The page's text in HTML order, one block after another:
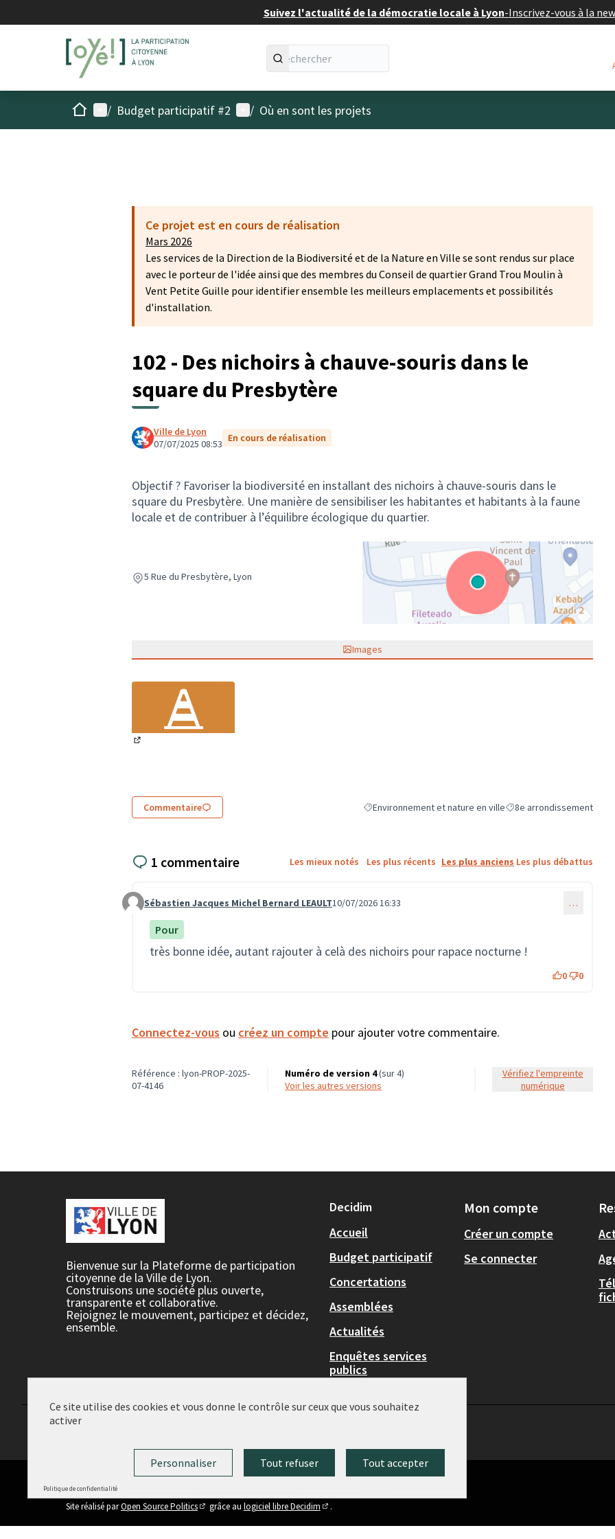
Suivez l'actualité de la démocratie locale à Lyon-Inscrivez-vous à la
AccueilMenu principal
/ Budget participatif #2 Menu utilisateur
/ Où en sont les projets
Ce projet est en cours de réalisation
Mars 2026
Les services de la Direction de la Biodiversité et de la Nature en Ville se sont rendus sur place
avec le porteur de l'idée ainsi que des membres du Conseil de quartier Grand Trou Moulin à
Vent Petite Guille pour identifier ensemble les meilleurs emplacements et possibilités
d'installation.
102 - Des nichoirs à chauve-souris dans le
square du Presbytère
Ville de Lyon
07/07/2025 08:53 En cours de réalisation
Objectif ? Favoriser la biodiversité en installant des nichoirs à chauve-souris dans le
square du Presbytère. Une manière de sensibiliser les habitantes et habitants à la faune
locale et de contribuer à l’équilibre écologique du quartier.
5 Rue du Presbytère, Lyon
Images
Commentaire Filtrer les résultats de la catégorie : Environnement et nature
Environnement et nature en villeFiltrer les résultats pour la
8e arrondissement
1 commentaire Les mieux notés Les plus récents Les plus anciens Les plus débattus
Commentaire 4205
Sébastien Jacques Michel Bernard LEAULT10/07/2026 16:33 …
Pour
très bonne idée, autant rajouter à celà des nichoirs pour rapace nocturne !
0 0
Connectez-vous ou créez un compte pour ajouter votre commentaire.
Référence : lyon-PROP-2025-
07-4146
Numéro de version 4(sur 4)
voir les autres versions
Vérifiez l'empreinte
numérique
Bienvenue sur la Plateforme de participation
citoyenne de la Ville de Lyon.
Construisons une société plus ouverte,
transparente et collaborative.
Rejoignez le mouvement, participez et décidez,
ensemble.
Decidim
Accueil
Budget participatif
Concertations
Assemblées
Actualités
Enquêtes services
publics
Mon compte
Créer un compte
Se connecter
(Lien externe)
Site réalisé parOpen Source Politics
(Lien externe)
grâce au logiciel libre Decidim .
Ce site utilise des cookies et vous donne le contrôle sur ceux que vous souhaitez
activer
Tout accepter
Tout refuser
Personnaliser
Politique de confidentialité